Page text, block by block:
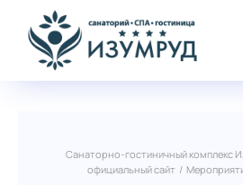
Санаторно-гостиничный комплекс
официальный сайт /